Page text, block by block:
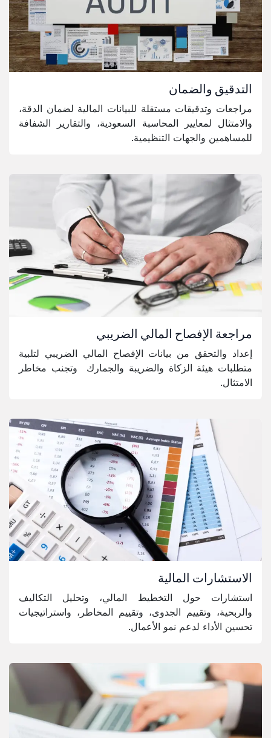
التدقيق والضمان
مراجعات وتدقيقات مستقلة للبيانات المالية لضمان الدقة،
والامتثال لمعايير المحاسبة السعودية، والتقارير الشفافة
للمساهمين والجهات التنظيمية.
مراجعة الإفصاح المالي الضريبي
إعداد والتحقق من بيانات الإفصاح المالي الضريبي لتلبية
متطلبات هيئة الزكاة والضريبة والجمارك وتجنب مخاطر
الامتثال.
الاستشارات المالية
استشارات حول التخطيط المالي، وتحليل التكاليف
والربحية، وتقييم الجدوى، وتقييم المخاطر، واستراتيجيات
تحسين الأداء لدعم نمو الأعمال.